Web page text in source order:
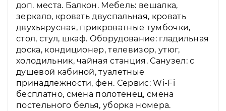
доп. места. Балкон. Мебель: вешалка,
зеркало, кровать двуспальная, кровать
двухъярусная, прикроватные тумбочки,
стол, стул, шкаф. Оборудование: гладильная
доска, кондиционер, телевизор, утюг,
холодильник, чайная станция. Санузел: с
душевой кабиной, туалетные
принадлежности, фен. Сервис: Wi-Fi
бесплатно, смена полотенец, смена
постельного белья, уборка номера.